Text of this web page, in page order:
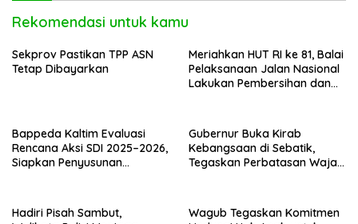
Rekomendasi untuk kamu
Sekprov Pastikan TPP ASN
Tetap Dibayarkan
Meriahkan HUT RI ke 81, Balai
Pelaksanaan Jalan Nasional
Lakukan Pembersihan dan
Bappeda Kaltim Evaluasi
Rencana Aksi SDI 2025–2026,
Siapkan Penyusunan
Gubernur Buka Kirab
Kebangsaan di Sebatik,
Tegaskan Perbatasan Wajah
Hadiri Pisah Sambut,
Wagub Tegaskan Komitmen